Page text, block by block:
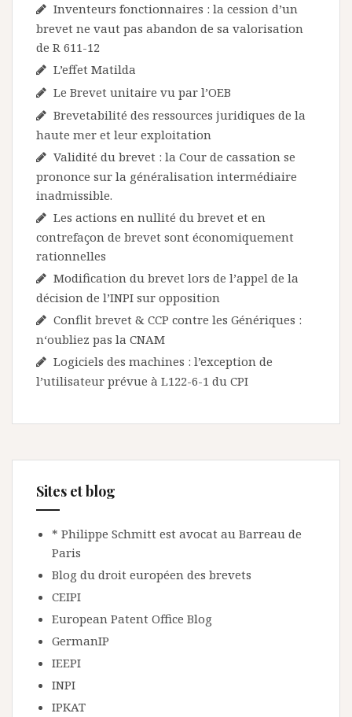
Inventeurs fonctionnaires : la cession d’un
brevet ne vaut pas abandon de sa valorisation
de R 611-12
L’effet Matilda
Le Brevet unitaire vu par l’OEB
Brevetabilité des ressources juridiques de la
haute mer et leur exploitation
Validité du brevet : la Cour de cassation se
prononce sur la généralisation intermédiaire
inadmissible.
Les actions en nullité du brevet et en
contrefaçon de brevet sont économiquement
rationnelles
Modification du brevet lors de l’appel de la
décision de l’INPI sur opposition
Conflit brevet & CCP contre les Génériques :
n‘oubliez pas la CNAM
Logiciels des machines : l’exception de
l’utilisateur prévue à L122-6-1 du CPI
Sites et blog
* Philippe Schmitt est avocat au Barreau de
Paris
Blog du droit européen des brevets
CEIPI
European Patent Office Blog
GermanIP
IEEPI
INPI
IPKAT